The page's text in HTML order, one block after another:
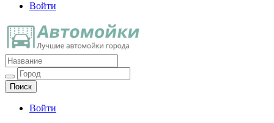
Войти
Автомойки
Ещё один сайт на WordPress
Войти